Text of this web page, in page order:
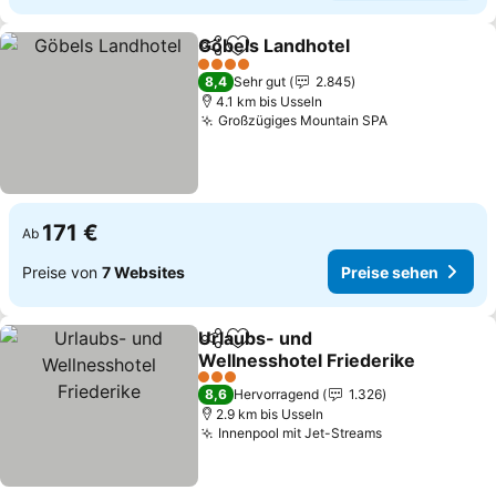
TeilenZu Favoriten hinzufügen
Göbels Landhotel
4 Sterne
8,4 Sehr gut
2.845
4.1 km bis Usseln
Großzügiges Mountain SPAPreise sehen
Ab 171 €
Preise von 7 Websites Preise sehen
TeilenZu Favoriten hinzufügen
Urlaubs- und
Wellnesshotel Friederike
Preise sehen
3 Sterne
8,6 Hervorragend
1.326
2.9 km bis Usseln
Innenpool mit Jet-StreamsPreise sehen